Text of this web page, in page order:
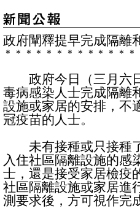
政府闡釋提早完成隔離
＊ ＊ ＊ ＊ ＊ ＊ ＊ ＊ ＊ ＊ ＊ ＊ ＊
政府今日（三月六日
毒病感染人士完成隔離
設施或家居的安排，不
冠疫苗的人士。
未有接種或只接種了
入住社區隔離設施的感
士，還是接受家居檢疫
社區隔離設施或家居進
測要求後，方可視作完